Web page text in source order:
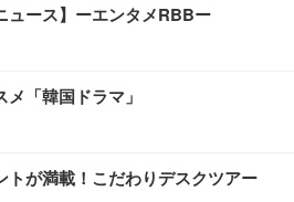
ュース】ーエンタメRBBー
「韓国ドラマ」
トが満載！こだわりデスクツアー